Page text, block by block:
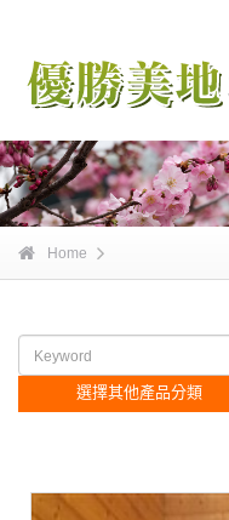
Home
選擇其他產品分類